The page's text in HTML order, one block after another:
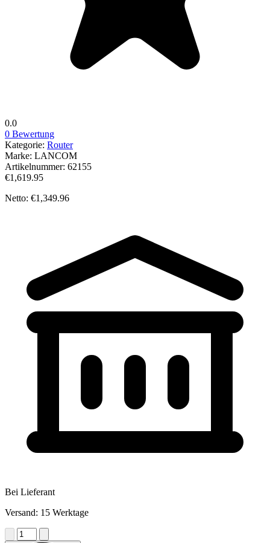
0.0
0 Bewertung
Kategorie: Router
Marke: LANCOM
Artikelnummer: 62155
€1,619.95
Netto: €1,349.96
Bei Lieferant
Versand: 15 Werktage